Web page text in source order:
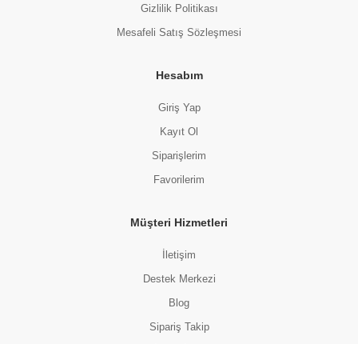
Gizlilik Politikası
Mesafeli Satış Sözleşmesi
Hesabım
Giriş Yap
Kayıt Ol
Siparişlerim
Favorilerim
Müşteri Hizmetleri
İletişim
Destek Merkezi
Blog
Sipariş Takip